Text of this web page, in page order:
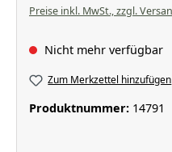
Preise inkl. MwSt., zzgl.
Nicht mehr verfügbar
Zum Merkzettel hinzufügen
Produktnummer: 14791